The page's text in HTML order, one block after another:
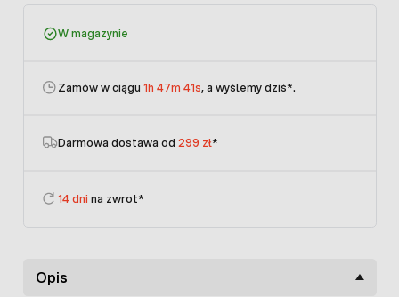
W magazynie
Zamów w ciągu 1h 47m 41s, a wyślemy dziś*.
Darmowa dostawa od 299 zł*
14 dni na zwrot*
Opis